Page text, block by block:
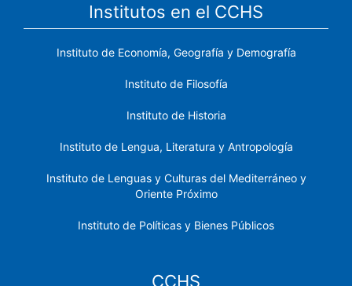
Institutos en el CCHS
Instituto de Economía, Geografía y Demografía
Instituto de Filosofía
Instituto de Historia
Instituto de Lengua, Literatura y Antropología
Instituto de Lenguas y Culturas del Mediterráneo y
Oriente Próximo
Instituto de Políticas y Bienes Públicos
CCHS